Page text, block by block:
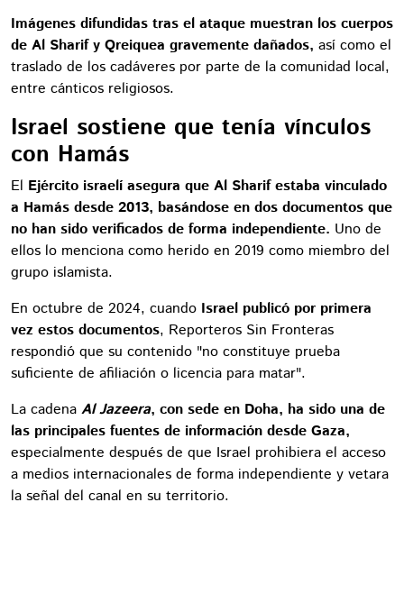
Imágenes difundidas tras el ataque muestran los cuerpos
de Al Sharif y Qreiquea gravemente dañados, así como el
traslado de los cadáveres por parte de la comunidad local,
entre cánticos religiosos.
Israel sostiene que tenía vínculos
con Hamás
El Ejército israelí asegura que Al Sharif estaba vinculado
a Hamás desde 2013, basándose en dos documentos que
no han sido verificados de forma independiente. Uno de
ellos lo menciona como herido en 2019 como miembro del
grupo islamista.
En octubre de 2024, cuando Israel publicó por primera
vez estos documentos, Reporteros Sin Fronteras
respondió que su contenido "no constituye prueba
suficiente de afiliación o licencia para matar".
La cadena Al Jazeera, con sede en Doha, ha sido una de
las principales fuentes de información desde Gaza,
especialmente después de que Israel prohibiera el acceso
a medios internacionales de forma independiente y vetara
la señal del canal en su territorio.